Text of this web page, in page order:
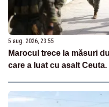
5 aug. 2026, 23:55
Marocul trece la măsuri
care a luat cu asalt